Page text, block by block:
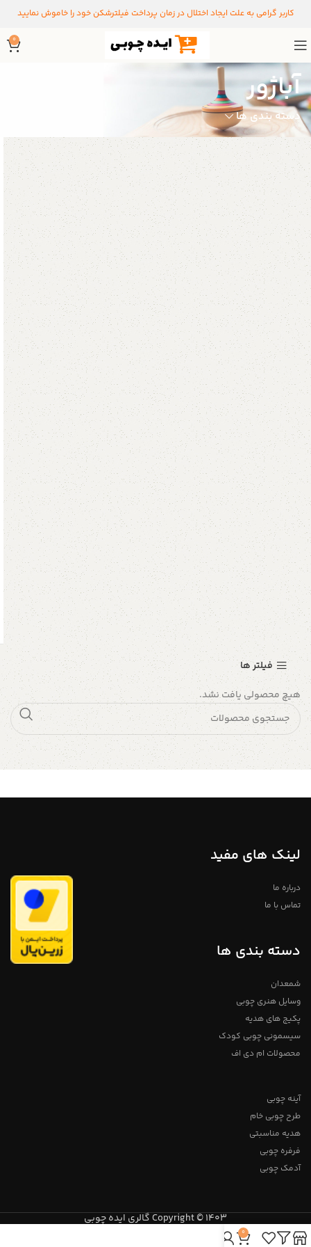
کاربر گرامی به علت ایجاد اختلال در زمان پرداخت فیلترشکن خود را خاموش نمایید
0
آباژور
دسته بندی ها
فیلتر ها
هیچ محصولی یافت نشد.
لینک های مفید
درباره ما
تماس با ما
دسته بندی ها
شمعدان
وسایل هنری چوبی
پکیج های هدیه
سیسمونی چوبی کودک
محصولات ام دی اف
آینه چوبی
طرح چوبی خام
هدیه مناسبتی
فرفره چوبی
آدمک چوبی
Copyright © 1403 گالری ایده چوبی
0